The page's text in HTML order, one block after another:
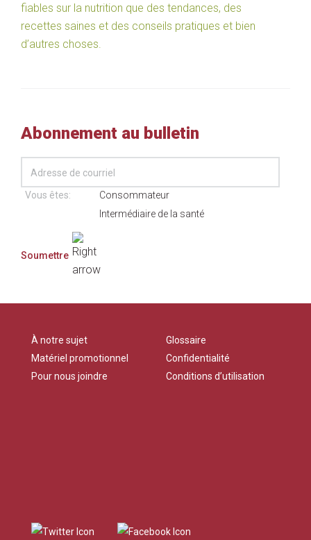
fiables sur la nutrition que des tendances, des
recettes saines et des conseils pratiques et bien
d’autres choses.
Abonnement au bulletin
Vous êtes:
Consommateur
Intermédiaire de la santé
À notre sujet
Matériel promotionnel
Pour nous joindre
Glossaire
Confidentialité
Conditions d’utilisation